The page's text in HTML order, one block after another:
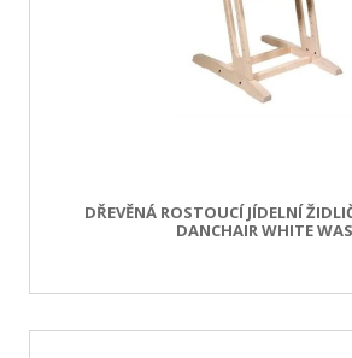
DŘEVĚNÁ ROSTOUCÍ JÍDELNÍ
DANCHAIR WHITE